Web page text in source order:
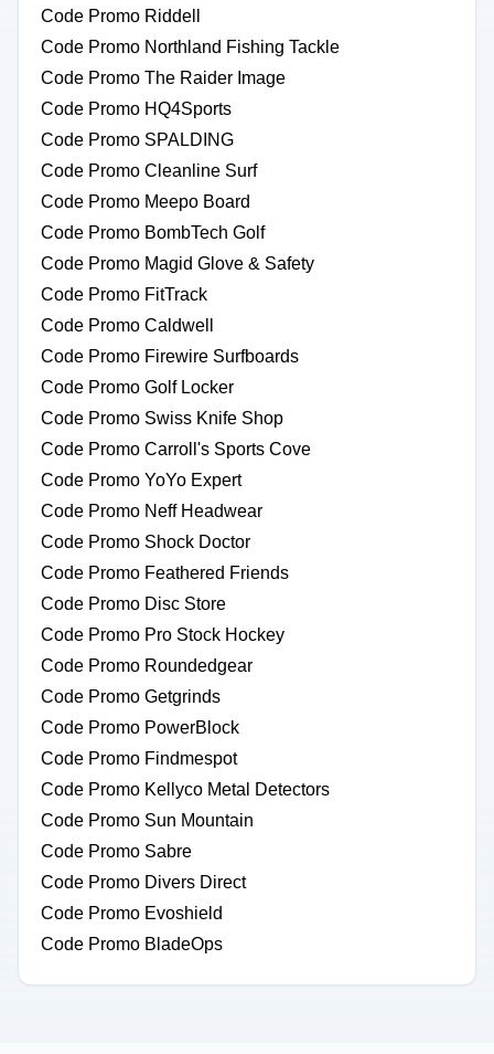
Code Promo Riddell
Code Promo Northland Fishing Tackle
Code Promo The Raider Image
Code Promo HQ4Sports
Code Promo SPALDING
Code Promo Cleanline Surf
Code Promo Meepo Board
Code Promo BombTech Golf
Code Promo Magid Glove & Safety
Code Promo FitTrack
Code Promo Caldwell
Code Promo Firewire Surfboards
Code Promo Golf Locker
Code Promo Swiss Knife Shop
Code Promo Carroll's Sports Cove
Code Promo YoYo Expert
Code Promo Neff Headwear
Code Promo Shock Doctor
Code Promo Feathered Friends
Code Promo Disc Store
Code Promo Pro Stock Hockey
Code Promo Roundedgear
Code Promo Getgrinds
Code Promo PowerBlock
Code Promo Findmespot
Code Promo Kellyco Metal Detectors
Code Promo Sun Mountain
Code Promo Sabre
Code Promo Divers Direct
Code Promo Evoshield
Code Promo BladeOps